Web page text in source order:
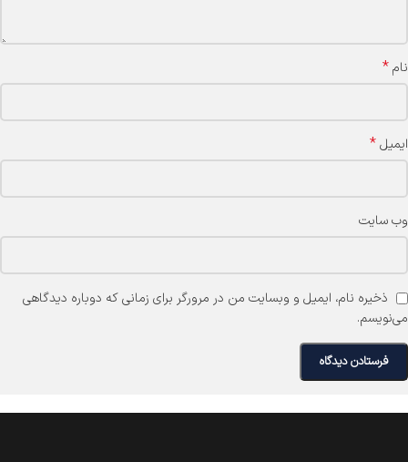
نام*
ایمیل*
وب‌ سایت
ذخیره نام، ایمیل و وبسایت من در مرورگر برای زمانی که دوباره دیدگاهی
می‌نویسم.